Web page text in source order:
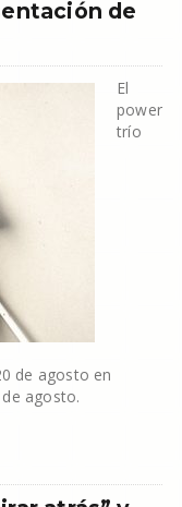
de
El
power
trío
de agosto en
agosto.